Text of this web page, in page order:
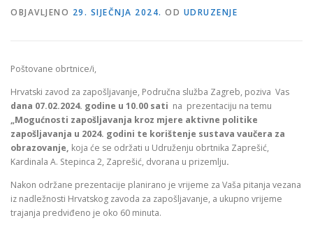
OBJAVLJENO 29. SIJEČNJA 2024. OD UDRUZENJE
Poštovane obrtnice/i,
Hrvatski zavod za zapošljavanje, Područna služba Zagreb, poziva Vas
dana 07.02.2024. godine u 10.00 sati na prezentaciju na temu
„Mogućnosti zapošljavanja kroz mjere aktivne politike
zapošljavanja u 2024. godini te korištenje sustava vaučera za
obrazovanje, koja će se održati u Udruženju obrtnika Zaprešić,
Kardinala A. Stepinca 2, Zaprešić, dvorana u prizemlju.
Nakon održane prezentacije planirano je vrijeme za Vaša pitanja vezana
iz nadležnosti Hrvatskog zavoda za zapošljavanje, a ukupno vrijeme
trajanja predviđeno je oko 60 minuta.